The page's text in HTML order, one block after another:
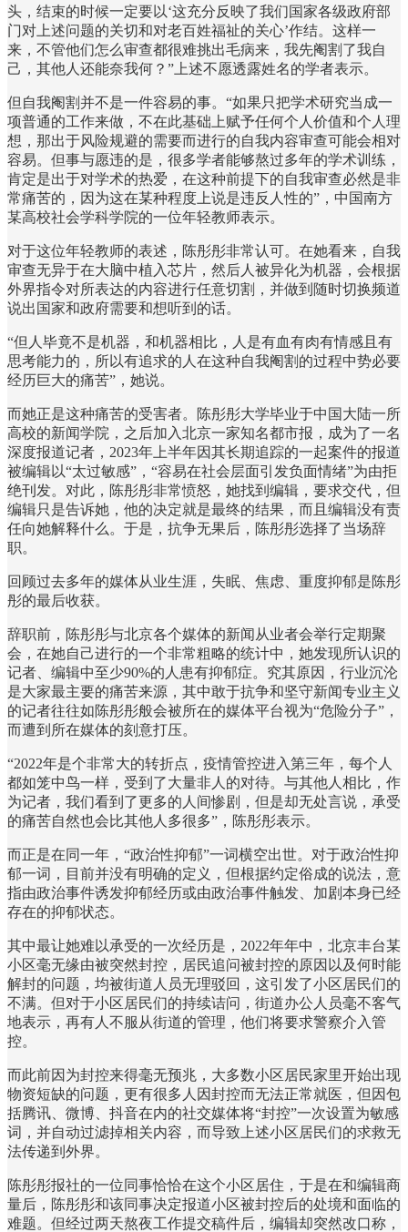
头，结束的时候一定要以‘这充分反映了我们国家各级政府部
门对上述问题的关切和对老百姓福祉的关心’作结。这样一
来，不管他们怎么审查都很难挑出毛病来，我先阉割了我自
己，其他人还能奈我何？”上述不愿透露姓名的学者表示。
但自我阉割并不是一件容易的事。“如果只把学术研究当成一
项普通的工作来做，不在此基础上赋予任何个人价值和个人理
想，那出于风险规避的需要而进行的自我内容审查可能会相对
容易。但事与愿违的是，很多学者能够熬过多年的学术训练，
肯定是出于对学术的热爱，在这种前提下的自我审查必然是非
常痛苦的，因为这在某种程度上说是违反人性的”，中国南方
某高校社会学科学院的一位年轻教师表示。
对于这位年轻教师的表述，陈彤彤非常认可。在她看来，自我
审查无异于在大脑中植入芯片，然后人被异化为机器，会根据
外界指令对所表达的内容进行任意切割，并做到随时切换频道
说出国家和政府需要和想听到的话。
“但人毕竟不是机器，和机器相比，人是有血有肉有情感且有
思考能力的，所以有追求的人在这种自我阉割的过程中势必要
经历巨大的痛苦”，她说。
而她正是这种痛苦的受害者。陈彤彤大学毕业于中国大陆一所
高校的新闻学院，之后加入北京一家知名都市报，成为了一名
深度报道记者，2023年上半年因其长期追踪的一起案件的报道
被编辑以“太过敏感”，“容易在社会层面引发负面情绪”为由拒
绝刊发。对此，陈彤彤非常愤怒，她找到编辑，要求交代，但
编辑只是告诉她，他的决定就是最终的结果，而且编辑没有责
任向她解释什么。于是，抗争无果后，陈彤彤选择了当场辞
职。
回顾过去多年的媒体从业生涯，失眠、焦虑、重度抑郁是陈彤
彤的最后收获。
辞职前，陈彤彤与北京各个媒体的新闻从业者会举行定期聚
会，在她自己进行的一个非常粗略的统计中，她发现所认识的
记者、编辑中至少90%的人患有抑郁症。究其原因，行业沉沦
是大家最主要的痛苦来源，其中敢于抗争和坚守新闻专业主义
的记者往往如陈彤彤般会被所在的媒体平台视为“危险分子”，
而遭到所在媒体的刻意打压。
“2022年是个非常大的转折点，疫情管控进入第三年，每个人
都如笼中鸟一样，受到了大量非人的对待。与其他人相比，作
为记者，我们看到了更多的人间惨剧，但是却无处言说，承受
的痛苦自然也会比其他人多很多”，陈彤彤表示。
而正是在同一年，“政治性抑郁”一词横空出世。对于政治性抑
郁一词，目前并没有明确的定义，但根据约定俗成的说法，意
指由政治事件诱发抑郁经历或由政治事件触发、加剧本身已经
存在的抑郁状态。
其中最让她难以承受的一次经历是，2022年年中，北京丰台某
小区毫无缘由被突然封控，居民追问被封控的原因以及何时能
解封的问题，均被街道人员无理驳回，这引发了小区居民们的
不满。但对于小区居民们的持续诘问，街道办公人员毫不客气
地表示，再有人不服从街道的管理，他们将要求警察介入管
控。
而此前因为封控来得毫无预兆，大多数小区居民家里开始出现
物资短缺的问题，更有很多人因封控而无法正常就医，但因包
括腾讯、微博、抖音在内的社交媒体将“封控”一次设置为敏感
词，并自动过滤掉相关内容，而导致上述小区居民们的求救无
法传递到外界。
陈彤彤报社的一位同事恰恰在这个小区居住，于是在和编辑商
量后，陈彤彤和该同事决定报道小区被封控后的处境和面临的
难题。但经过两天熬夜工作提交稿件后，编辑却突然改口称，